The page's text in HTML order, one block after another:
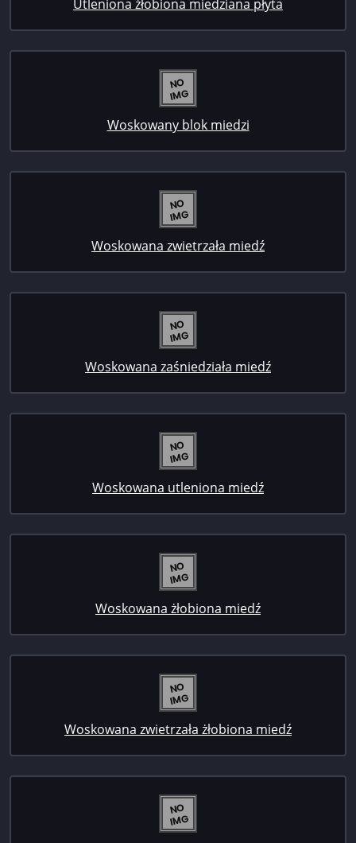
Utleniona żłobiona miedziana płyta
Woskowany blok miedzi
Woskowana zwietrzała miedź
Woskowana zaśniedziała miedź
Woskowana utleniona miedź
Woskowana żłobiona miedź
Woskowana zwietrzała żłobiona miedź